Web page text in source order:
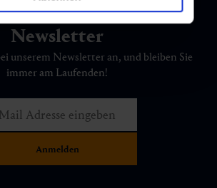
Newsletter
unserem Newsletter an, und bleiben Sie
immer am Laufenden!